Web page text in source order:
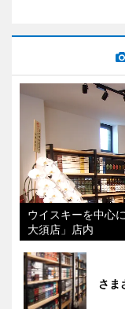
ウイスキーを中心
大須店」店内
さま